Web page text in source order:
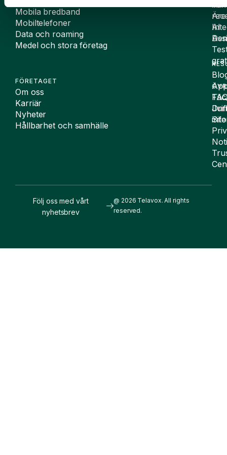
Mobila bredband
Mobiltelefoner
Data och roaming
Medel och stora företag
FÖRETAGET
Om oss
Karriär
Nyheter
Hållbarhet och samhälle
AI
@ 2026 Telavox. All rights
reserved.
Följ oss med vårt
nyhetsbrev